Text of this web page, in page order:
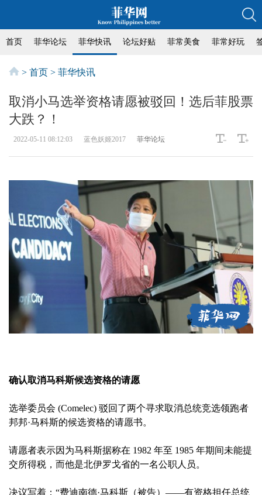
首页 菲华论坛 菲华快讯 论坛好贴 菲常美食 菲常好玩
> 首页 > 菲华快讯
取消小马选举资格请愿被驳回！选后菲股票
大跌？！
2022-05-11 08:12:03 蓝色妖姬2017 菲华论坛
确认取消马科斯候选资格的请愿
选举委员会 (Comelec) 驳回了两个寻求取消总统竞选领跑者
邦邦·马科斯的候选资格的请愿书。
请愿者表示因为马科斯据称在 1982 年至 1985 年期间未能提
交所得税，而他是北伊罗戈省的一名公职人员。
决议写着：“费迪南德·马科斯（被告）——有资格担任总统